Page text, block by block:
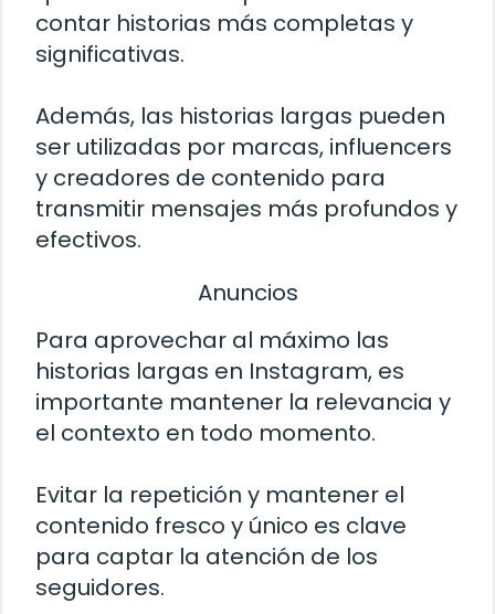
contar historias más completas y
significativas.
Además, las historias largas pueden
ser utilizadas por marcas, influencers
y creadores de contenido para
transmitir mensajes más profundos y
efectivos.
Anuncios
Para aprovechar al máximo las
historias largas en Instagram, es
importante mantener la relevancia y
el contexto en todo momento.
Evitar la repetición y mantener el
contenido fresco y único es clave
para captar la atención de los
seguidores.